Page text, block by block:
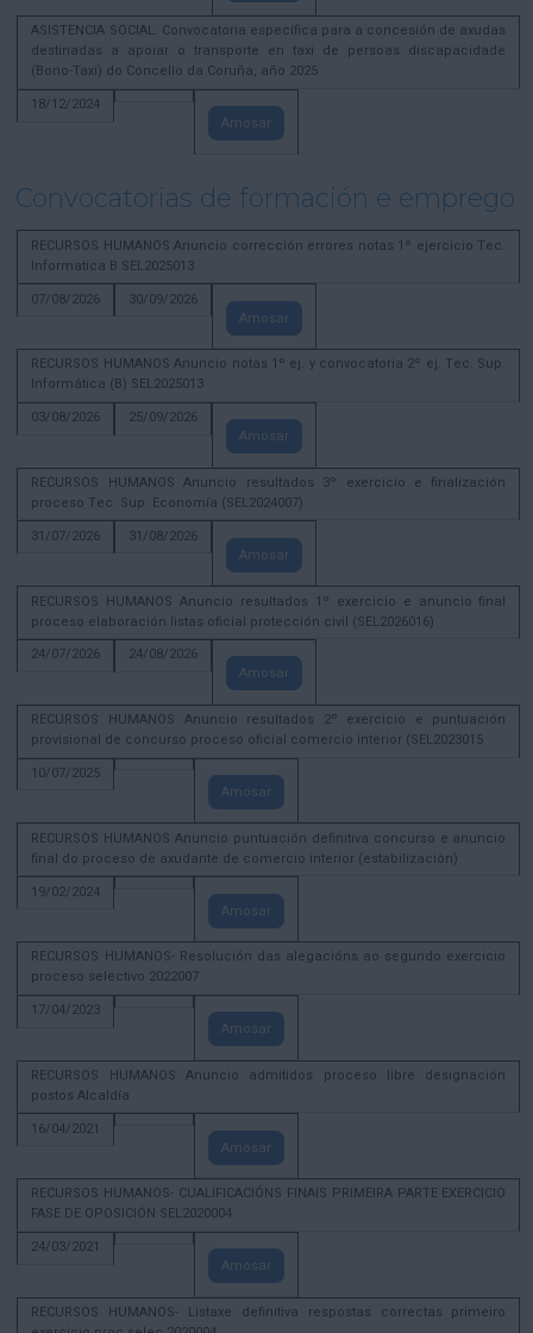
ASISTENCIA SOCIAL. Convocatoria específica para a concesión de axudas
destinadas a apoiar o transporte en taxi de persoas discapacidade
(Bono-Taxi) do Concello da Coruña, año 2025
18/12/2024
Amosar
Convocatorias de formación e emprego
RECURSOS HUMANOS Anuncio corrección errores notas 1º ejercicio Tec.
Informatica B SEL2025013
07/08/2026
30/09/2026
Amosar
RECURSOS HUMANOS Anuncio notas 1º ej. y convocatoria 2º ej. Tec. Sup.
Informática (B) SEL2025013
03/08/2026
25/09/2026
Amosar
RECURSOS HUMANOS Anuncio resultados 3º exercicio e finalización
proceso Tec. Sup. Economía (SEL2024007)
31/07/2026
31/08/2026
Amosar
RECURSOS HUMANOS Anuncio resultados 1º exercicio e anuncio final
proceso elaboración listas oficial protección civil (SEL2026016)
24/07/2026
24/08/2026
Amosar
RECURSOS HUMANOS Anuncio resultados 2º exercicio e puntuación
provisional de concurso proceso oficial comercio interior (SEL2023015
10/07/2025
Amosar
RECURSOS HUMANOS Anuncio puntuación definitiva concurso e anuncio
final do proceso de axudante de comercio interior (estabilización)
19/02/2024
Amosar
RECURSOS HUMANOS- Resolución das alegacións ao segundo exercicio
proceso selectivo 2022007
17/04/2023
Amosar
RECURSOS HUMANOS Anuncio admitidos proceso libre designación
postos Alcaldía
16/04/2021
Amosar
RECURSOS HUMANOS- CUALIFICACIÓNS FINAIS PRIMEIRA PARTE EXERCICIO
FASE DE OPOSICIÓN SEL2020004
24/03/2021
Amosar
RECURSOS HUMANOS- Listaxe definitiva respostas correctas primeiro